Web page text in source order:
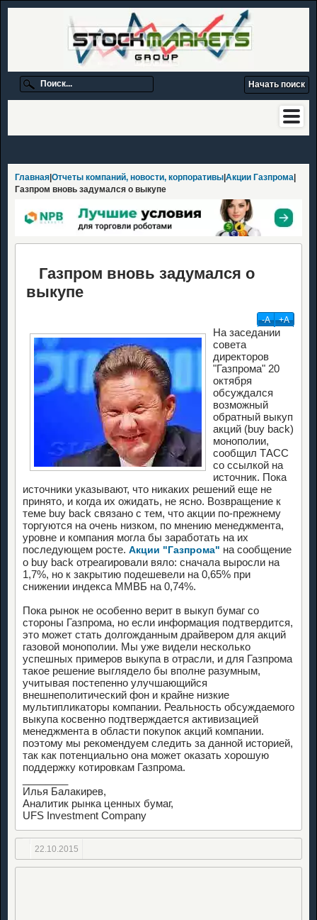
Главная Отчеты компаний, новости, корпоративы Акции Газпрома
Газпром вновь задумался о выкупе
Газпром вновь задумался о
выкупе
-А +А
На заседании
совета
директоров
"Газпрома" 20
октября
обсуждался
возможный
обратный выкуп
акций (buy back)
монополии,
сообщил ТАСС
со ссылкой на
источник. Пока
источники указывают, что никаких решений еще не
принято, и когда их ожидать, не ясно. Возвращение к
теме buy back связано с тем, что акции по-прежнему
торгуются на очень низком, по мнению менеджмента,
уровне и компания могла бы заработать на их
последующем росте. Акции "Газпрома" на сообщение
о buy back отреагировали вяло: сначала выросли на
1,7%, но к закрытию подешевели на 0,65% при
снижении индекса ММВБ на 0,74%.
Пока рынок не особенно верит в выкуп бумаг со
стороны Газпрома, но если информация подтвердится,
это может стать долгожданным драйвером для акций
газовой монополии. Мы уже видели несколько
успешных примеров выкупа в отрасли, и для Газпрома
такое решение выглядело бы вполне разумным,
учитывая постепенно улучшающийся
внешнеполитический фон и крайне низкие
мультипликаторы компании. Реальность обсуждаемого
выкупа косвенно подтверждается активизацией
менеджмента в области покупок акций компании.
поэтому мы рекомендуем следить за данной историей,
так как потенциально она может оказать хорошую
поддержку котировкам Газпрома.
Илья Балакирев,
Аналитик рынка ценных бумаг,
UFS Investment Company
22.10.2015